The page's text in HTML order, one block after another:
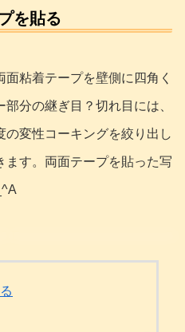
を貼る
粘着テープを壁側に四角く
分の継ぎ目？切れ目には、
変性コーキングを絞り出し
ます。両面テープを貼った写